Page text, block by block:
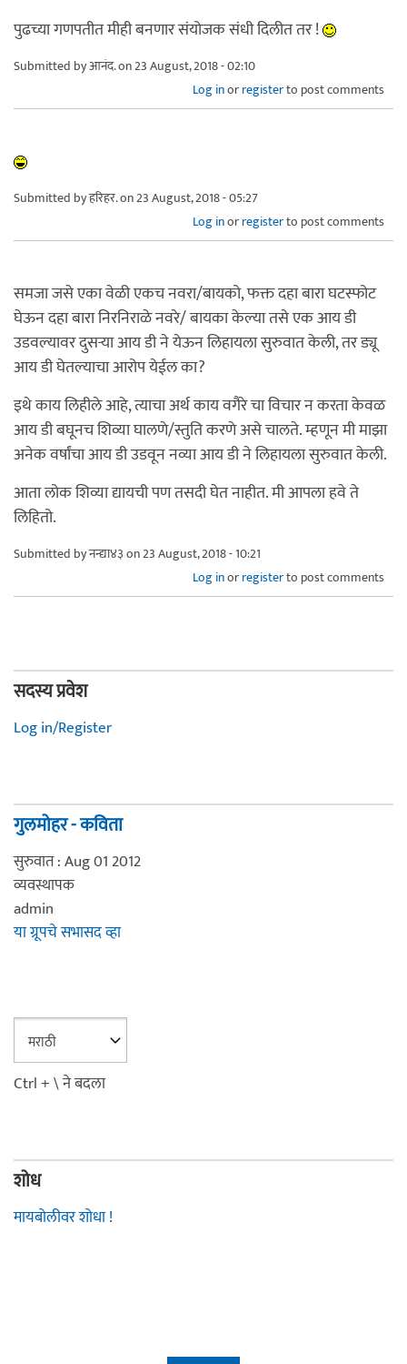
पुढच्या गणपतीत मीही बनणार संयोजक संधी दिलीत तर !
Submitted byआनंद.on 23 August, 2018 - 02:10
Log inorregisterto post comments
Submitted byहरिहर.on 23 August, 2018 - 05:27
Log inorregisterto post comments
समजा जसे एका वेळी एकच नवरा/बायको, फक्त दहा बारा घटस्फोट
घेऊन दहा बारा निरनिराळे नवरे/ बायका केल्या तसे एक आय डी
उडवल्यावर दुसर्‍या आय डी ने येऊन लिहायला सुरुवात केली, तर ड्यू
आय डी घेतल्याचा आरोप येईल का?
इथे काय लिहीले आहे, त्याचा अर्थ काय वगैरे चा विचार न करता केवळ
आय डी बघूनच शिव्या घालणे/स्तुति करणे असे चालते. म्हणून मी माझा
अनेक वर्षांचा आय डी उडवून नव्या आय डी ने लिहायला सुरुवात केली.
आता लोक शिव्या द्यायची पण तसदी घेत नाहीत. मी आपला हवे ते
लिहितो.
Submitted byनन्द्या४३on 23 August, 2018 - 10:21
Log inorregisterto post comments
सदस्य प्रवेश
Log in/Register
गुलमोहर - कविता
सुरुवात : Aug 01 2012
व्यवस्थापक
admin
या ग्रूपचे सभासद व्हा
Ctrl + \ ने बदला
शोध
मायबोलीवर शोधा !